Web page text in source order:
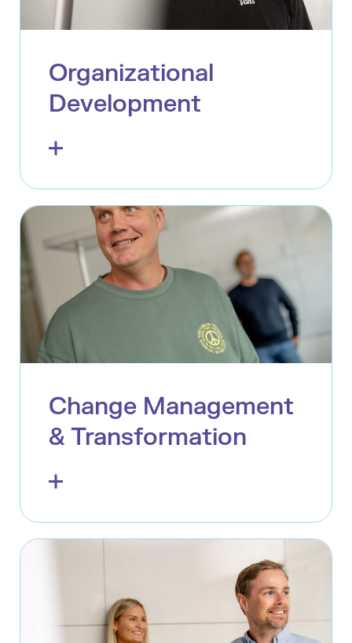
Organizational
Development
Change Management
& Transformation